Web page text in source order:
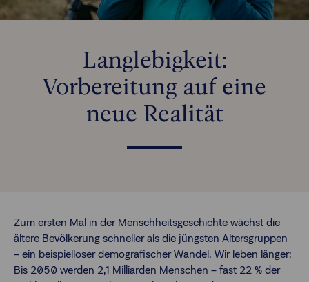
Kontakt
Login
Langlebigkeit:
Vorbereitung auf eine
neue Realität
Zum ersten Mal in der Menschheitsgeschichte wächst die
ältere Bevölkerung schneller als die jüngsten Altersgruppen
– ein beispielloser demografischer Wandel. Wir leben länger:
Bis 2050 werden 2,1 Milliarden Menschen – fast 22 % der